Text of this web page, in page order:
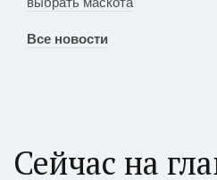
Все новости
Сейчас на